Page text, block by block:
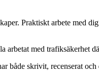
Praktiskt arbete med
arbetat med trafiksäkerhet
både skrivit, recenserat